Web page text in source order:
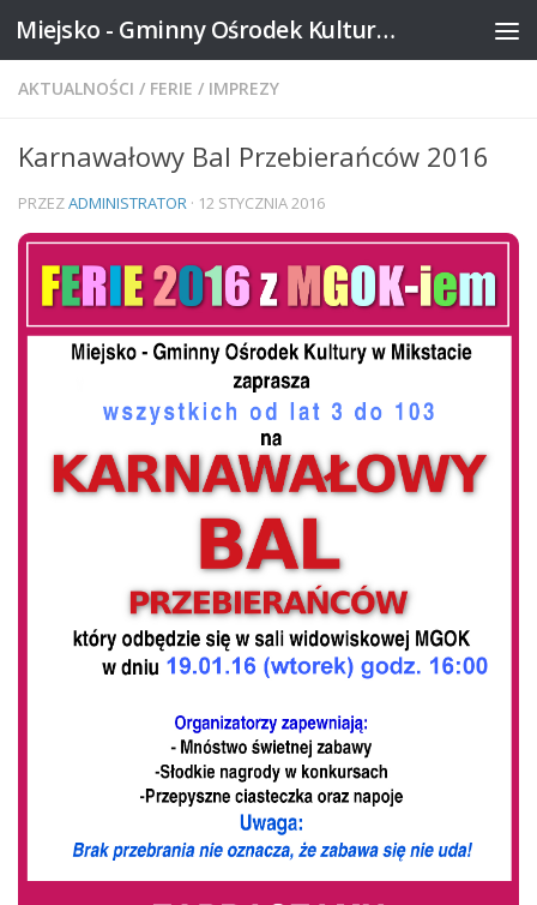
Skip to content Miejsko - Gminny Ośrodek Kultury w Mikstacie
AKTUALNOŚCI / FERIE / IMPREZY
Karnawałowy Bal Przebierańców 2016
PRZEZADMINISTRATOR · 12 STYCZNIA 2016